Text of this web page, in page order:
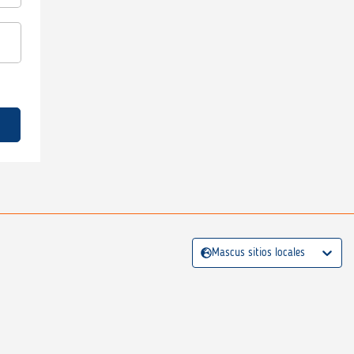
Mascus sitios locales